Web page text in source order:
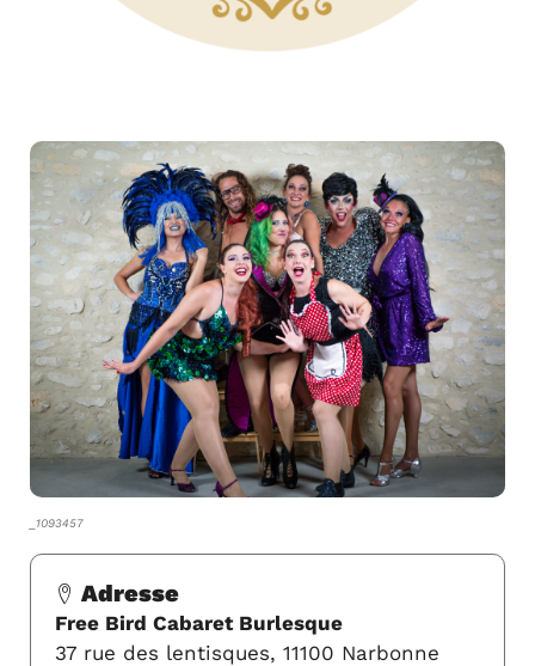
_1093457
Adresse
Free Bird Cabaret Burlesque
37 rue des lentisques, 11100 Narbonne